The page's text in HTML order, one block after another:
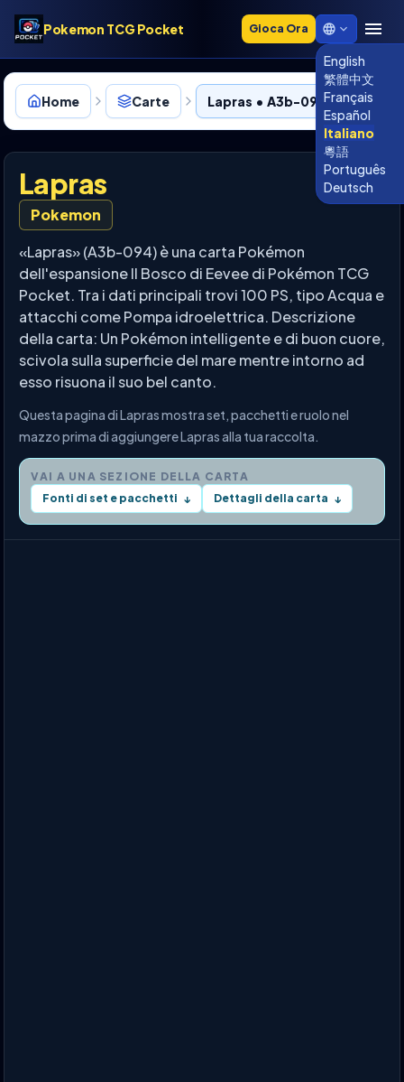
Pokemon TCG Pocket Gioca Ora
English
繁體中文
Français
Español
Italiano
粵語
Português
Deutsch
Home Carte Lapras • A3b-094
Lapras
Pokemon
«Lapras» (A3b-094) è una carta Pokémon
dell'espansione Il Bosco di Eevee di Pokémon TCG
Pocket. Tra i dati principali trovi 100 PS, tipo Acqua e
attacchi come Pompa idroelettrica. Descrizione
della carta: Un Pokémon intelligente e di buon cuore,
scivola sulla superficie del mare mentre intorno ad
esso risuona il suo bel canto.
Questa pagina di Lapras mostra set, pacchetti e ruolo nel
mazzo prima di aggiungere Lapras alla tua raccolta.
VAI A UNA SEZIONE DELLA CARTA
Fonti di set e pacchetti ↓ Dettagli della carta ↓